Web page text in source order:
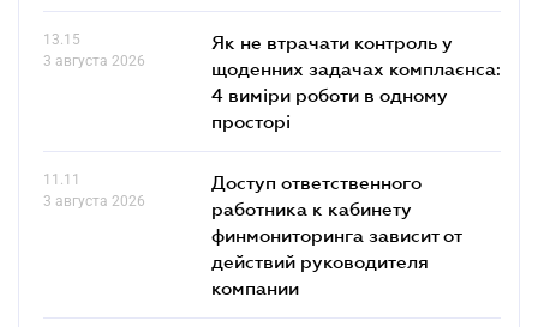
13.15
3 августа 2026
Як не втрачати контроль у
щоденних задачах комплаєнса:
4 виміри роботи в одному
просторі
11.11
3 августа 2026
Доступ ответственного
работника к кабинету
финмониторинга зависит от
действий руководителя
компании